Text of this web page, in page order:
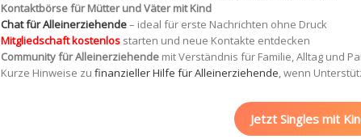
Kontaktbörse für Mütter und Väter mit Kind
Chat für Alleinerziehende– ideal für erste Nachrichten ohne Druck
Mitgliedschaft kostenlos starten und neue Kontakte entdecken
Community für Alleinerziehende mit Verständnis für Familie, Alltag und
Kurze Hinweise zu finanzieller Hilfe für Alleinerziehende, wenn
Jetzt Singles mit